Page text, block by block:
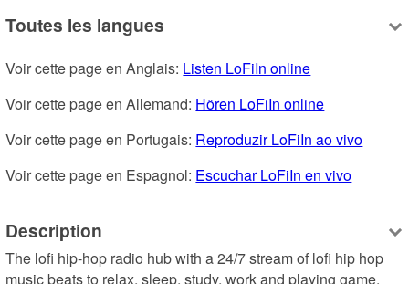
Toutes les langues
Voir cette page en Anglais: Listen LoFiIn online
Voir cette page en Allemand: Hören LoFiIn online
Voir cette page en Portugais: Reproduzir LoFiIn ao vivo
Voir cette page en Espagnol: Escuchar LoFiIn en vivo
Description
The lofi hip-hop radio hub with a 24/7 stream of lofi hip hop
music beats to relax, sleep, study, work and playing game.